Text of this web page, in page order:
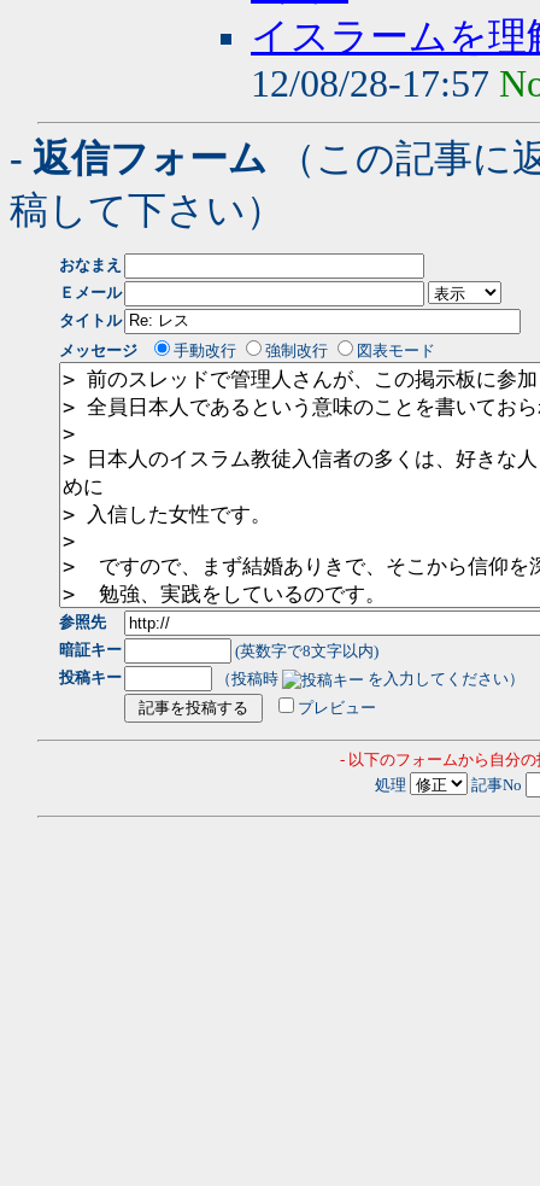
イスラームを理
12/08/28-17:57
- 返信フォーム （この記事に
稿して下さい）
おなまえ
Ｅメール
タイトル
メッセージ
手動改行 強制改行 図表モード
参照先
暗証キー
(英数字で8文字以内)
投稿キー
（投稿時
を入力してください）
プレビュー
- 以下のフォームから自分
処理
記事No